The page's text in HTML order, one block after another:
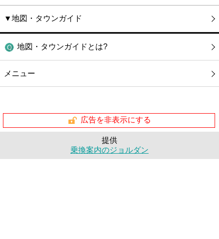
▼地図・タウンガイド
地図・タウンガイドとは?
メニュー
広告を非表示にする
提供
乗換案内のジョルダン